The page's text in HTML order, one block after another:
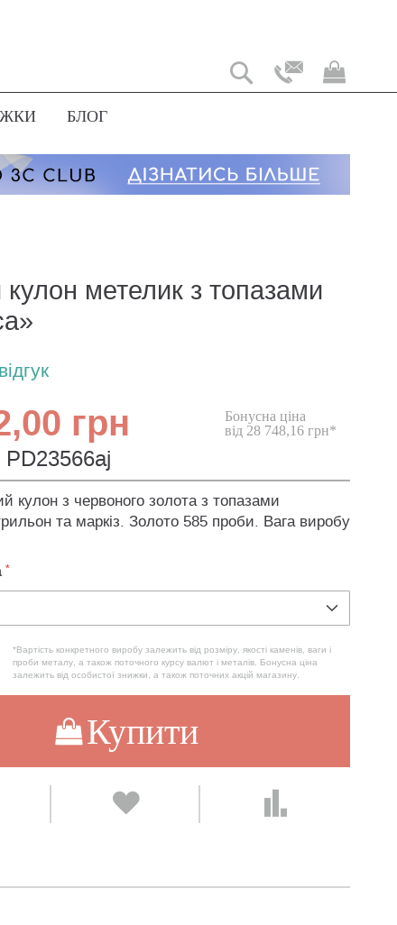
Мій
БЛОГ
метелик з топазами
грн
Бонусна ціна
від 28 748,16 грн*
PD23566aj
кулон з червоного золота з топазами
та маркіз. Золото 585 проби. Вага виробу
*Вартість конкретного виробу залежить від розміру, якості каменів, ваги і
проби металу, а також поточного курсу валют і металів. Бонусна ціна
залежить від особистої знижки, а також поточних акцій магазину.
Купити